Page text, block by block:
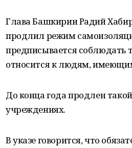
Глава Башкирии Радий
продлил режим
предписывается соблюдать
относится к людям,
До конца года продлен
учреждениях.
В указе говорится, что